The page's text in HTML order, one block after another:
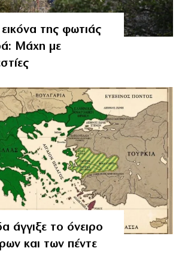
της φωτιάς
Μάχη με
άγγιξε το όνειρο
και των πέντε